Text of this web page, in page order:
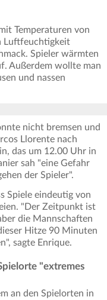
Temperaturen von
Luftfeuchtigkeit
Spieler wärmten
Außerdem wollte man
und nassen
nicht bremsen und
Llorente nach
das um 12.00 Uhr in
sah "eine Gefahr
der Spieler".
Spiele eindeutig von
"Der Zeitpunkt ist
die Mannschaften
Hitze 90 Minuten
sagte Enrique.
"extremes
an den Spielorten in